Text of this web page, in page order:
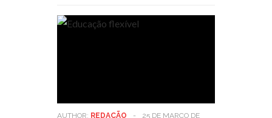
AUTHOR: REDAÇÃO -
25 DE MARÇO DE